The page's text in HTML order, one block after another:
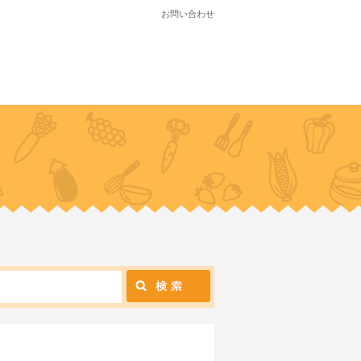
お問い合わせ